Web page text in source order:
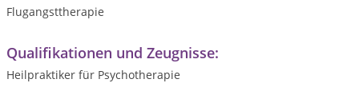
Flugangsttherapie
Qualifikationen und Zeugnisse:
Heilpraktiker für Psychotherapie